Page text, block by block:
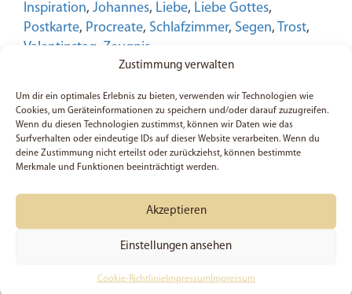
Zustimmung verwalten
Um dir ein optimales Erlebnis zu bieten, verwenden wir Technologien wie
Cookies, um Geräteinformationen zu speichern und/oder darauf zuzugreifen.
Wenn du diesen Technologien zustimmst, können wir Daten wie das
Surfverhalten oder eindeutige IDs auf dieser Website verarbeiten. Wenn du
deine Zustimmung nicht erteilst oder zurückziehst, können bestimmte
Merkmale und Funktionen beeinträchtigt werden.
Akzeptieren
Einstellungen ansehen
Cookie-RichtlinieImpressum Impressum
3:16
|
Postkarte
|
Bibelvers
|
Geschenk
Inspiration, Johannes, Liebe, Liebe Gottes,
Postkarte, Procreate, Schlafzimmer, Segen, Trost,
Valentinstag Zeugnis
Beschreibung
Diese liebevoll gestaltete Postkarte trägt ein
kraftvolles Zeugnis: „Denn Gott hat die Menschen
hergab.“ (Johannes 3:16). In eleganter,
Liebe für dich sichtbar – ein Vers, der tröstet,